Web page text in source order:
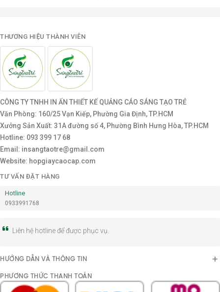
THƯƠNG HIỆU THÀNH VIÊN
CÔNG TY TNHH IN ẤN THIẾT KẾ QUẢNG CÁO SÁNG TẠO TRẺ
Văn Phòng: 160/25 Vạn Kiếp, Phường Gia Định, TP.HCM
Xưởng Sản Xuất: 31A đường số 4, Phường Bình Hưng Hòa, TP.HCM
Hotline: 093 399 17 68
Email: insangtaotre@gmail.com
Website: hopgiaycaocap.com
TƯ VẤN ĐẶT HÀNG
0933991768
Hotline
Liên hệ hotline để được phục vụ.
HƯỚNG DẪN VÀ THÔNG TIN
PHƯƠNG THỨC THANH TOÁN